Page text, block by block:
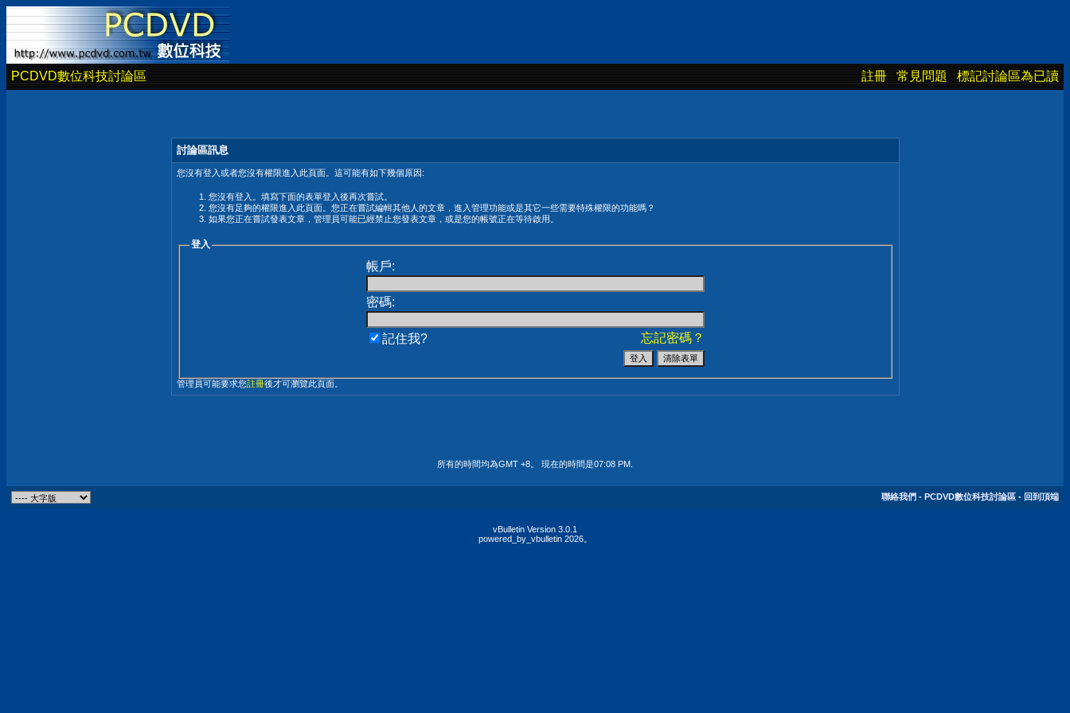
PCDVD數位科技討論區 註冊 常見問題 標記討論區為已讀
討論區訊息
您沒有登入或者您沒有權限進入此頁面。這可能有如下幾個原因:
您沒有登入。填寫下面的表單登入後再次嘗試。
您沒有足夠的權限進入此頁面。您正在嘗試編輯其他人的文章，進入管理功能或是其它一些需要特殊權限的功能嗎？
如果您正在嘗試發表文章，管理員可能已經禁止您發表文章，或是您的帳號正在等待啟用。
登入
帳戶:
密碼:
忘記密碼？
記住我?
管理員可能要求您註冊後才可瀏覽此頁面。
所有的時間均為GMT +8。 現在的時間是07:08 PM
聯絡我們 - PCDVD數位科技討論區 - 回到頂端
vBulletin Version 3.0.1
powered_by_vbulletin 2026。